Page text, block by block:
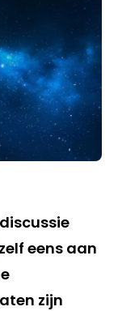
zelf eens aan
zijn